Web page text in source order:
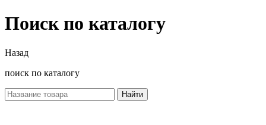
Поиск по каталогу
Назад
поиск по каталогу
Найти